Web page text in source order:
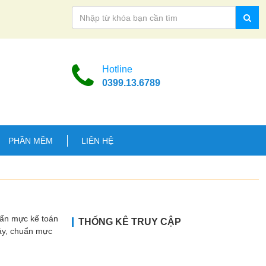
Hotline
0399.13.6789
PHẦN MỀM LIÊN HỆ
mực kế toán
chuẩn mực
THỐNG KÊ TRUY CẬP